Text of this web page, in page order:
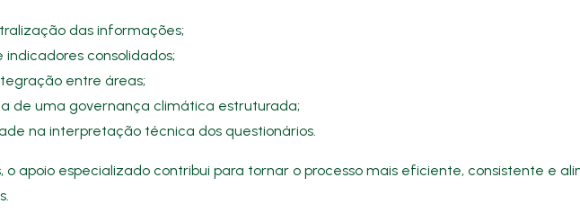
das informações;
indicadores consolidados;
entre áreas;
de uma governança climática estruturada;
na interpretação técnica dos questionários.
o apoio especializado contribui para tornar o processo mais eficiente, consistente e